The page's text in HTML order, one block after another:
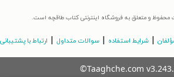
و متعلق به فروشگاه اینترنتی کتاب طاقچه است.
شرایط استفاده سوالات متداول ارتباط با پشتیبانی
©Taaghche.com v